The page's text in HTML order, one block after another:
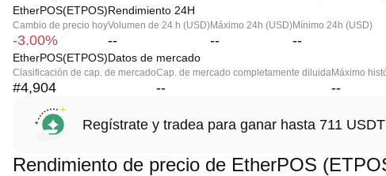
EtherPOS(ETPOS)Rendimiento 24H
Cambio de precio hoy
-3.00%
Volumen de 24 h (USD)
--
Máximo 24h (USD)
--
Mínimo 24h (USD)
--
EtherPOS(ETPOS)Datos de mercado
Clasificación de cap. de mercado
#4,904
Cap. de mercado completamente diluida
--
Máximo
--
Regístrate y tradea para ganar hasta 711
Rendimiento de precio de EtherPOS